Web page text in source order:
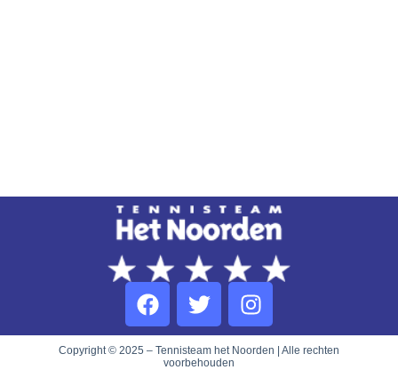
Copyright © 2025 – Tennisteam het Noorden | Alle rechten
voorbehouden